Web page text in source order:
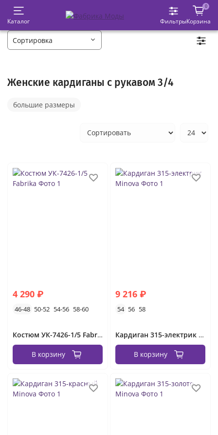
Каталог Фильтры
0
Корзина
Женские кардиганы с рукавом 3/4
большие размеры
4 290 ₽
46-48 50-52 54-56 58-60
Костюм УК-7426-1/5 Fabrika
В корзину
9 216 ₽
54 56 58
Кардиган 315-электрик Minova
В корзину